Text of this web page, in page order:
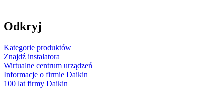
Odkryj
Kategorie produktów
Znajdź instalatora
Wirtualne centrum urządzeń
Informacje o firmie Daikin
100 lat firmy Daikin